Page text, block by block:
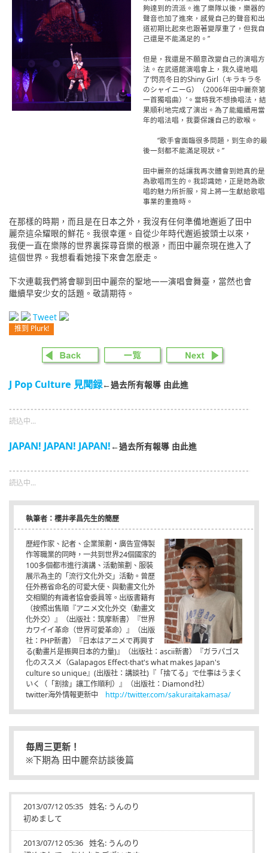
夠達到的流派。進了樂隊以後，樂器的
聲音也加了進來，感覺自己的聲音和出
道初期比起來也跟著變厚重了，但我自
己還是不能滿足的。”
但是，我還是不願意改變自己的演唱方
法。在武道館演唱會上，我久違地唱
了‘閃亮冬日的Shiny Girl（キラキラ冬
のシャイニーG）（2006年田中麗奈第
一首獨唱曲）’。當時我不想換唱法，結
果順利地完成了演出。為了能繼續用當
年的唱法唱，我要保護自己的歌喉。
“歌手會面臨很多問題，到生命的最
後一刻都不能滿足現狀。”
田中麗奈的話讓我再次體會到她真的是
為歌唱而生的。我認識她，正是她為歌
唱的魅力所折服，背上將一生獻給歌唱
事業的重擔時。
在那樣的時期，而且是在日本之外，我沒有任何準備地邂逅了田中
麗奈這朵耀眼的鮮花。我很幸運。自從少年時代邂逅披頭士以來，
我便一直在樂隊的世界裏探尋音樂的根源，而田中麗奈現在進入了
這個世界。我想看看她接下來會怎麽走。
下次連載我們將會聊到田中麗奈的聖地——演唱會舞臺，當然也會
繼續早安少女的話題。敬請期待。
Tweet
推到 Plurk!
J Pop Culture 見聞録←過去所有報導 由此進
読込中...
JAPAN! JAPAN! JAPAN! ←過去所有報導 由此進
読込中...
執筆者：櫻井孝昌先生的簡歷
歷經作家、記者、企業策劃・廣告宣傳製
作等職業的同時，一共到世界24個國家的
100多個都市進行演講、活動策劃、服裝
展示為主的「流行文化外交」活動。曾歷
任外務省命名的可愛大使、與動畫文化外
交相關的有識者協會委員等。出版書籍有
（按照出售順『アニメ文化外交（動畫文
化外交）』（出版社：筑摩新書）『世界
カワイイ革命（世界可愛革命）』（出版
社：PHP新書）『日本はアニメで再興す
る(動畫片是振興日本的力量)』（出版社：ascii新書）『ガラパゴス
化のススメ（Galapagos Effect-that's what makes Japan's
culture so unique』(出版社：講談社)『「捨てる」で仕事はうまく
いく（「割捨」讓工作順利）』（出版社：Diamond社）
twitter海外情報更新中 http://twitter.com/sakuraitakamasa/
毎周三更新！
※下期為 田中麗奈訪談後篇
2013/07/12 05:35 姓名: うんのり
初めまして
2013/07/12 05:36 姓名: うんのり